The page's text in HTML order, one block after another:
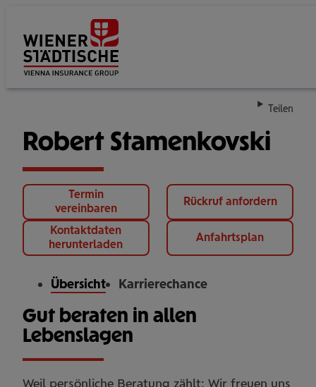
Teilen
Robert Stamenkovski
Termin
vereinbaren
Rückruf anfordern
Kontaktdaten
herunterladen
Anfahrtsplan
Übersicht Karrierechance
Gut beraten in allen
Lebenslagen
Weil persönliche Beratung zählt: Wir freuen uns